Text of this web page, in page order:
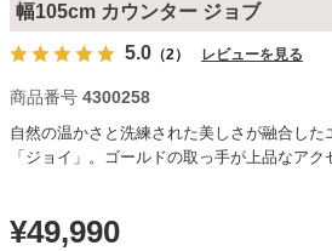
椅子・チェア
食器棚・キッチン収納
幅105cm カウンター ジョブ
5.0 （2） レビューを見る
商品番号 4300258
自然の温かさと洗練された美しさが融合した
「ジョイ」。ゴールドの取っ手が上品なアク
¥49,990